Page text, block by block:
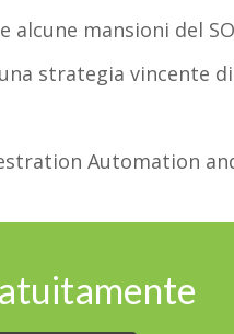
alcune mansioni del
strategia vincente
Automation